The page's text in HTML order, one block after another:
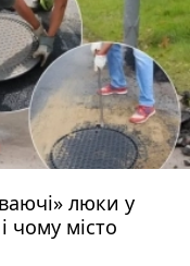
люки у
чому місто